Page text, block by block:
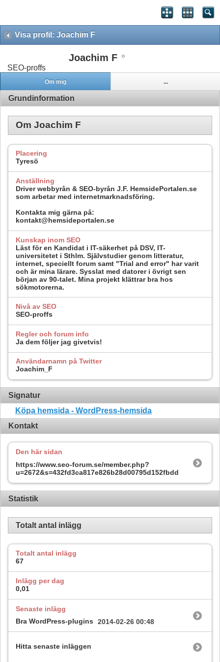
Visa profil: Joachim F
Joachim F
SEO-proffs
Om mig ...
Grundinformation
Om Joachim F
Placering
Tyresö
Anställning
Driver webbyrån & SEO-byrån J.F. HemsidePortalen.se
som arbetar med internetmarknadsföring.
Kontakta mig gärna på:
kontakt@hemsideportalen.se
Kunskap inom SEO
Läst för en Kandidat i IT-säkerhet på DSV, IT-
universitetet i Sthlm. Självstudier genom litteratur,
internet, speciellt forum samt "Trial and error" har varit
och är mina lärare. Sysslat med datorer i övrigt sen
början av 90-talet. Mina projekt klättrar bra hos
sökmotorerna.
Nivå av SEO
SEO-proffs
Regler och forum info
Ja dem följer jag givetvis!
Användarnamn på Twitter
Joachim_F
Signatur
Köpa hemsida - WordPress-hemsida
Kontakt
Den här sidan
https://www.seo-forum.se/member.php?
u=2672&s=432fd3ca817e826b28d00795d152fbdd
Statistik
Totalt antal inlägg
Totalt antal inlägg
67
Inlägg per dag
0,01
Senaste inlägg
Bra WordPress-plugins
2014-02-26 00:48
Hitta senaste inläggen